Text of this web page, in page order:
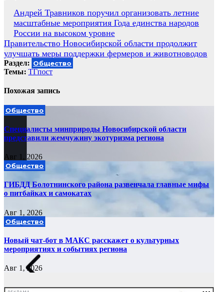
Навигация
по
записям
Андрей Травников поручил организовать летние
масштабные мероприятия Года единства народов
России на высоком уровне
Правительство Новосибирской области продолжит
улучшать меры поддержки фермеров и животноводов
Раздел: Общество
Темы: ТГпост
Похожая запись
Общество
Специалисты минприроды Новосибирской области
представили жемчужину экотуризма региона
Авг 1, 2026
Общество
ГИБДД Болотнинского района развенчала главные мифы
о питбайках и самокатах
Авг 1, 2026
Общество
Новый чат-бот в МАКС расскажет о культурных
мероприятиях и событиях региона
Авг 1, 2026